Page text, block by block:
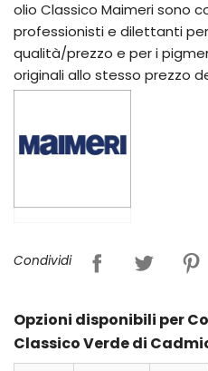
olio Classico Maimeri sono
professionisti e dilettanti
qualità/prezzo e per i
originali allo stesso prezzo
Condividi
Opzioni disponibili per
Classico Verde di